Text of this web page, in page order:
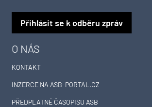
O NÁS
KONTAKT
INZERCE NA ASB-PORTAL.CZ
PŘEDPLATNÉ ČASOPISU ASB
Přihlásit se k odběru zpráv